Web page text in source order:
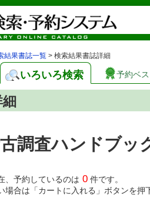
結果書誌一覧 > 検索結果書誌詳細
いろいろ検索 予約ベ
調査ハンドブ
、予約しているのは 0 件です。
場合は「カートに入れる」ボタンを押